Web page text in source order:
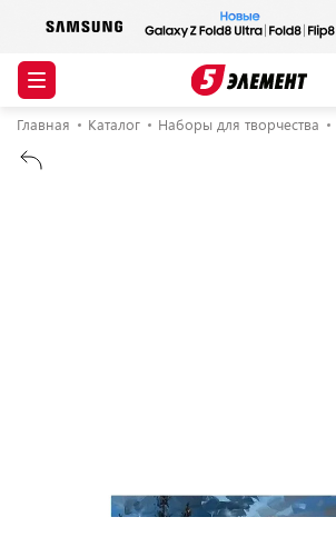
Главная Каталог Наборы для творчества